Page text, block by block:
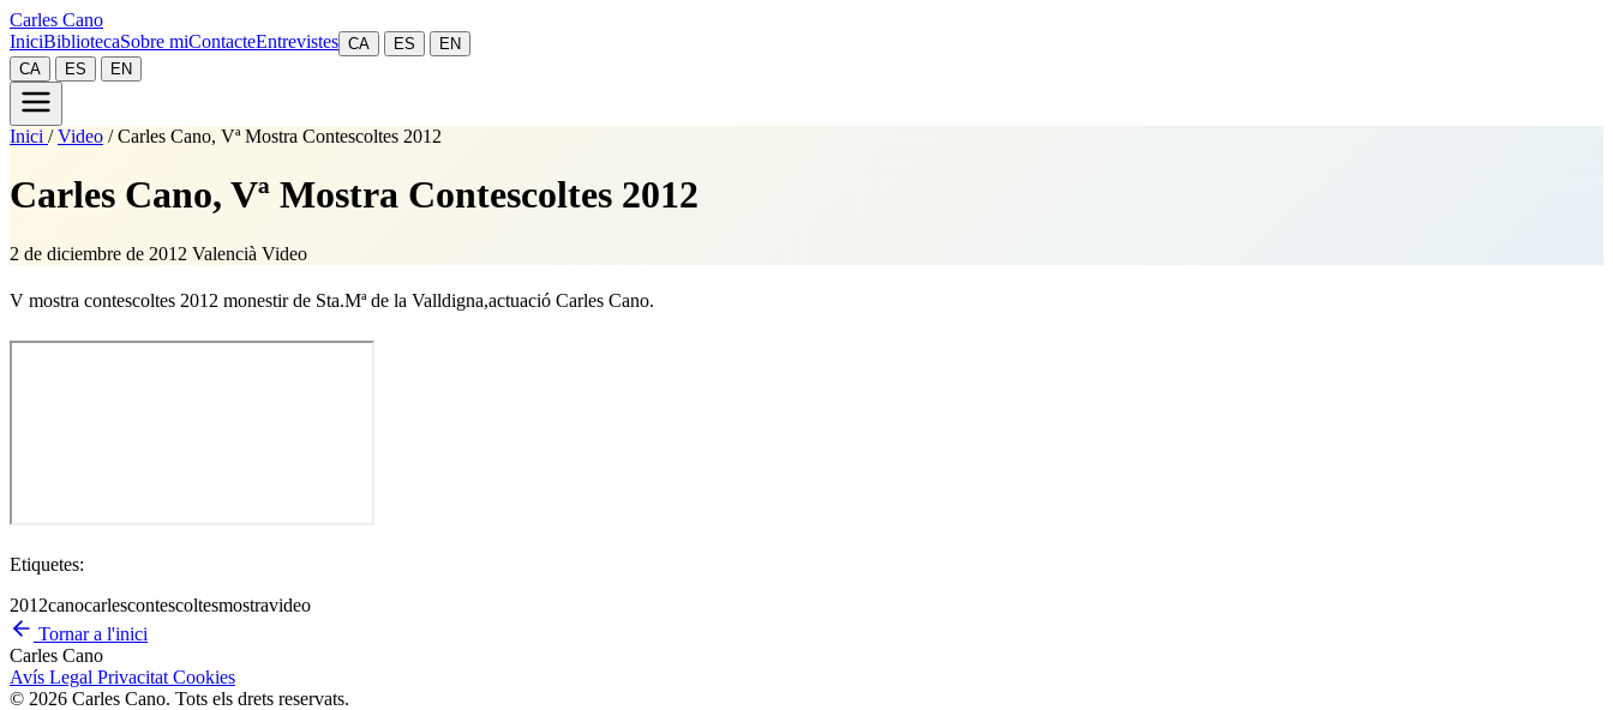
Carles Cano
IniciBibliotecaSobre miContacteEntrevistes CA ES
EN
CA
ES EN
Inici / Video / Carles Cano, Vª Mostra Contescoltes 2012
Carles Cano, Vª Mostra Contescoltes 2012
2 de diciembre de 2012 Valencià Video
V mostra contescoltes 2012 monestir de Sta.Mª de la Valldigna,actuació Carles Cano.
Etiquetes:
2012canocarlescontescoltesmostravideo
Tornar a l'inici
Carles Cano
Avís Legal Privacitat Cookies
© 2026 Carles Cano. Tots els drets reservats.